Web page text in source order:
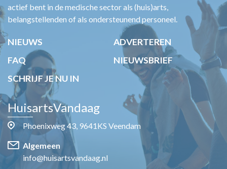
actief bent in de medische sector als (huis)arts,
belangstellenden of als ondersteunend personeel.
NIEUWS
ADVERTEREN
FAQ
NIEUWSBRIEF
SCHRIJF JE NU IN
HuisartsVandaag
Phoenixweg 43, 9641KS Veendam
Algemeen
info@huisartsvandaag.nl